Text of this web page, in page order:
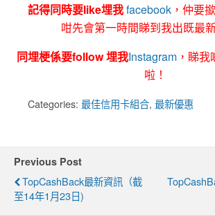
記得同時要like埋我facebook ，仲要
咁先會第一時間睇到我出既最
同埋梗係要follow 埋我Instagram ，睇
啦！
Categories: 最佳信用卡組合, 最新優惠
Previous Post
TopCashBack最新資訊（截
至14年1月23日)